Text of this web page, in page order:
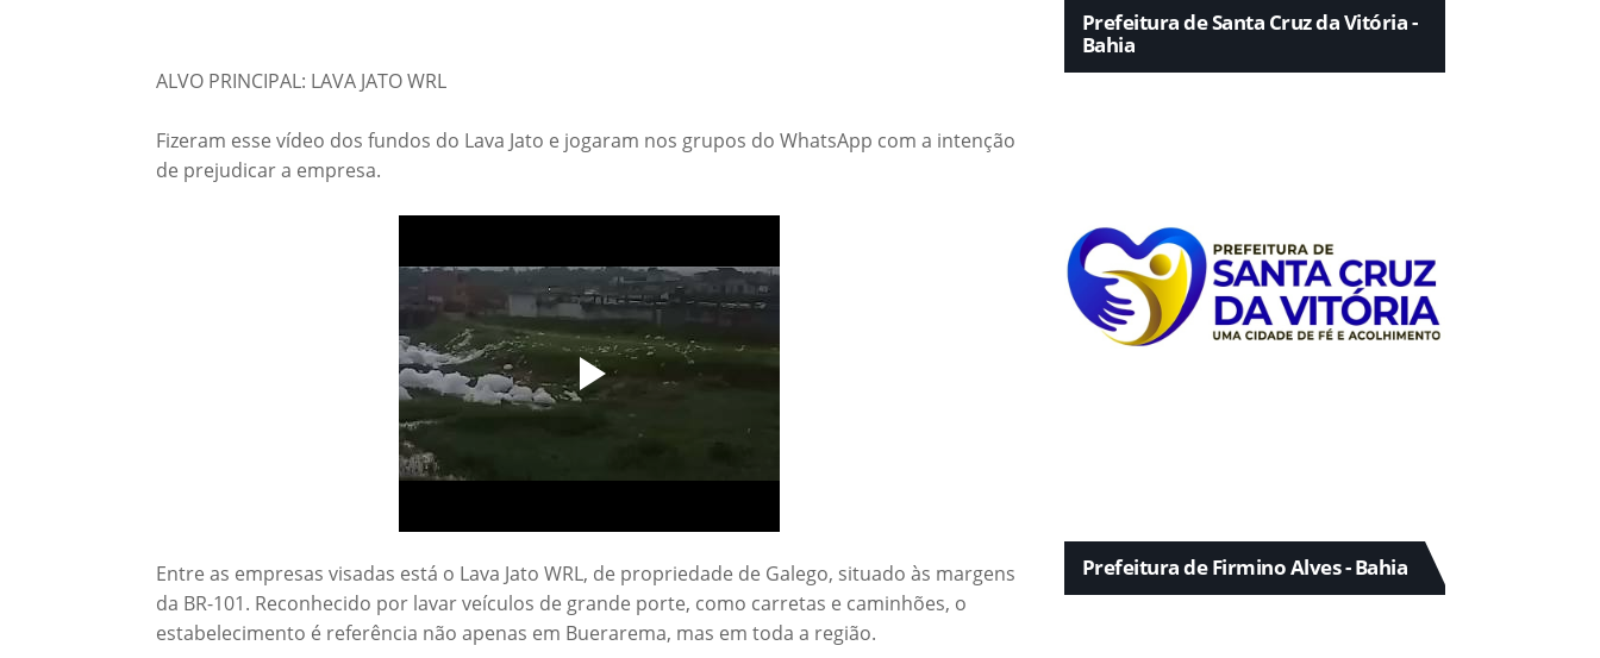
ALVO PRINCIPAL: LAVA JATO WRL
Fizeram esse vídeo dos fundos do Lava Jato e jogaram nos grupos do WhatsApp com a intenção
de prejudicar a empresa.
Entre as empresas visadas está o Lava Jato WRL, de propriedade de Galego, situado às margens
da BR-101. Reconhecido por lavar veículos de grande porte, como carretas e caminhões, o
estabelecimento é referência não apenas em Buerarema, mas em toda a região.
Prefeitura de Santa Cruz da Vitória -
Bahia
Prefeitura de Firmino Alves - Bahia